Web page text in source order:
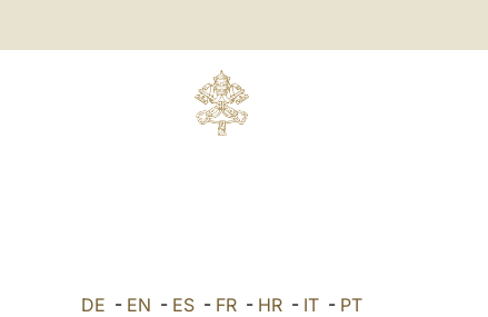
DE - EN - ES- FR- HR- IT- PT